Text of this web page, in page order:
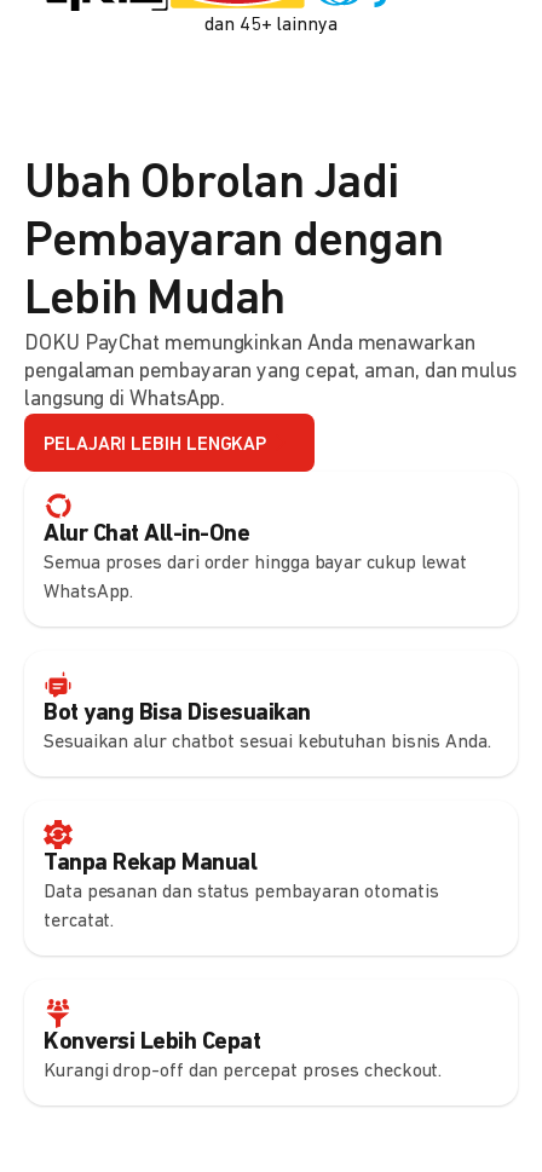
dan 45+ lainnya
Alur Chat All-in-One
Semua proses dari order hingga bayar cukup lewat
WhatsApp.
Bot yang Bisa Disesuaikan
Sesuaikan alur chatbot sesuai kebutuhan bisnis Anda.
Tanpa Rekap Manual
Data pesanan dan status pembayaran otomatis
tercatat.
Konversi Lebih Cepat
Kurangi drop-off dan percepat proses checkout.
Ubah Obrolan Jadi
Pembayaran dengan
Lebih Mudah
DOKU PayChat memungkinkan Anda menawarkan
pengalaman pembayaran yang cepat, aman, dan mulus
langsung di WhatsApp.
PELAJARI LEBIH LENGKAP